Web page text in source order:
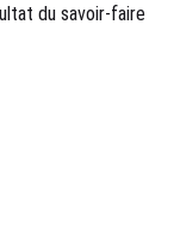
du savoir-faire